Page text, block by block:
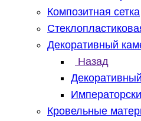
Композитная сетка
Декоративный
Назад
Кровельные